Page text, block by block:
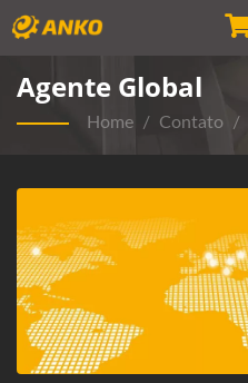
Agente Global
Home / Contato /